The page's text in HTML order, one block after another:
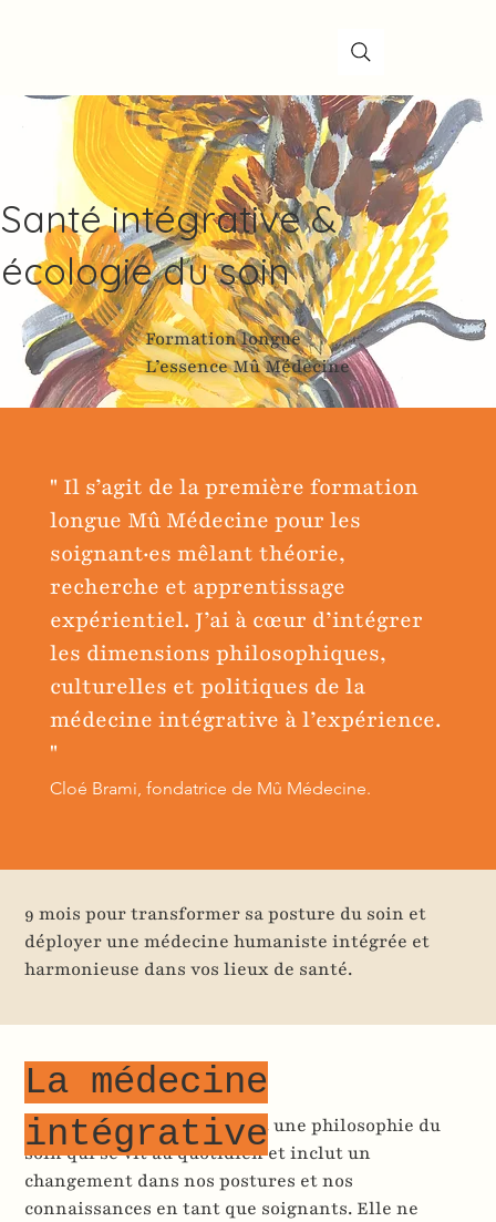
Formation longue
L’essence Mû Médecine
Santé intégrative &
écologie du soin
" Il s’agit de la première formation
longue Mû Médecine pour les
soignant·es mêlant théorie,
recherche et apprentissage
expérientiel. J’ai à cœur d’intégrer
les dimensions philosophiques,
culturelles et politiques de la
médecine intégrative à l’expérience.
"
Cloé Brami, fondatrice de Mû Médecine.
9 mois pour transformer sa posture du soin et
déployer une médecine humaniste intégrée et
harmonieuse dans vos lieux de santé.
La médecine intégrative est une philosophie du
soin qui se vit au quotidien et inclut un
changement dans nos postures et nos
connaissances en tant que soignants. Elle ne
La médecine
intégrative